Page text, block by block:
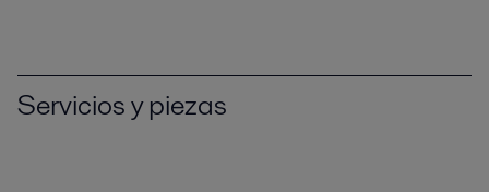
Servicios y piezas